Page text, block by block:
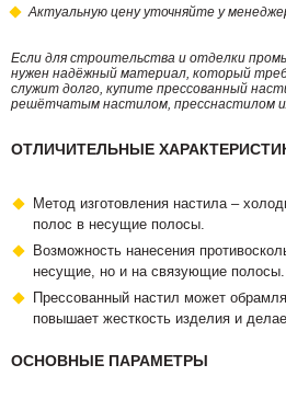
Актуальную цену уточняйте у
Если для строительства и отделки
нужен надёжный материал, который
служит долго, купите прессованный
решётчатым настилом, пресснастилом
ОТЛИЧИТЕЛЬНЫЕ
Метод изготовления настила –
полос в несущие полосы.
Возможность нанесения
несущие, но и на связующие полосы.
Прессованный настил может
повышает жесткость изделия и
ОСНОВНЫЕ ПАРАМЕТРЫ